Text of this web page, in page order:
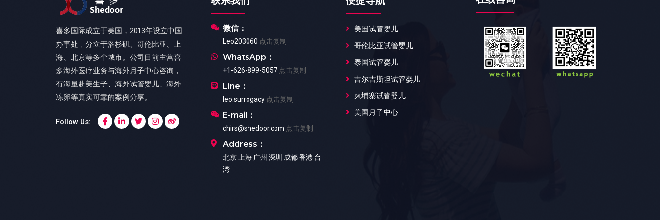
喜多国际成立于美国，2013年设立中国
办事处，分立于洛杉矶、哥伦比亚、上
海、北京等多个城市。公司目前主营喜
多海外医疗业务与海外月子中心咨询，
有海量赴美生子、海外试管婴儿、海外
冻卵等真实可靠的案例分享。
Follow Us:
微信：
Leo203060 点击复制
WhatsApp：
+1-626-899-5057 点击复制
Line：
leo.surrogacy 点击复制
E-mail：
chirs@shedoor.com 点击复制
Address：
北京 上海 广州 深圳 成都 香港 台
湾
美国试管婴儿
哥伦比亚试管婴儿
泰国试管婴儿
吉尔吉斯坦试管婴儿
柬埔寨试管婴儿
美国月子中心